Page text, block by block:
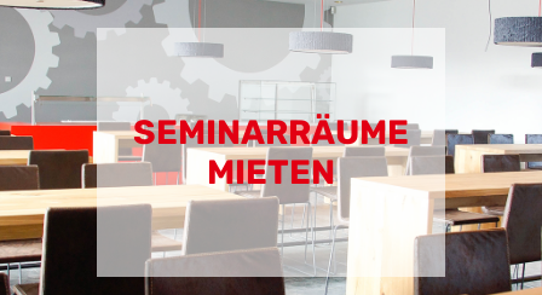
SEMINARRÄUME
MIETEN